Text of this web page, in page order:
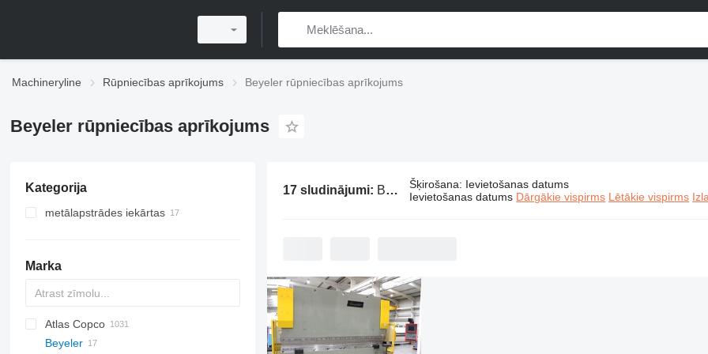
Machineryline Rūpniecības aprīkojums Beyeler rūpniecības aprīkojums
Beyeler rūpniecības aprīkojums
Kategorija
metālapstrādes iekārtas
virpas metālam
Marka
PDS
APD
AB
Ensis
Pega
VZ
AG3
Atlas Copco
DrillAir
QAS
PDP
E-series
B-series
BM
GFS
VT
Beyeler
17 sludinājumi: Beyeler rūpniecības aprīkojums Šķirošana: Ievietošanas datums
Ievietošanas datums Dārgākie vispirms Lētākie vispirms